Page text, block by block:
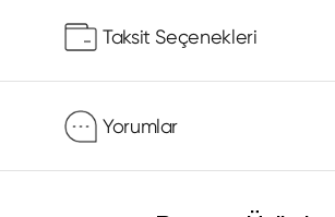
Taksit Seçenekleri
Yorumlar